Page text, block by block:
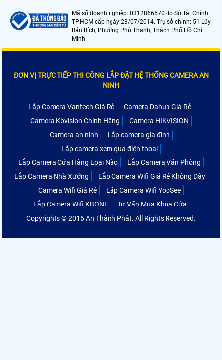
Mã số doanh nghiệp: 0312866570 do Sở Tài Chính
TP.HCM cấp ngày 23/07/2014. Trụ sở chính: 51 Lũy
Bán Bích, Phường Phú Thạnh, Thành Phố Hồ Chí
Minh
ĐƠN VỊ TRỰC TIẾP THI CÔNG LẮP ĐẶT HỆ THỐNG CAMERA AN
NINH
Lắp Camera Vantech Giá Rẻ
Camera Dahua Giá Rẻ
Camera Kbvision Chính Hãng
Camera HIKVISION
Camera an ninh
Lắp camera gia đình
Lắp camera xem qua điện thoại
Lắp Camera Cửa Hàng Loại Nào
Lắp Camera Văn Phòng
Lắp Camera Nhà Xưởng
Lắp Camera Wifi Giá Rẻ Không Dây
Camera Wifi Giá Rẻ
Lắp Camera Wifi YooSee
Lắp Camera Wifi KBONE
Tư Vấn Mua Khóa Cửa
Copyrights © 2016 An Thành Phát. All Rights Reserved.